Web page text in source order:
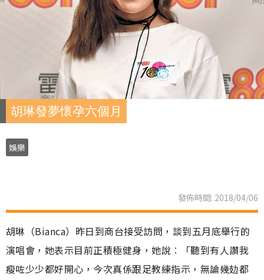
胡琳發夢懷孕六個月
娛樂
發佈時間: 2018/04/06
胡琳（Bianca）昨日到商台接受訪問，談到五月底舉行的
演唱會，她表示目前正積極健身，她說︰「聽到有人讚我
瘦咗少少都好開心，今次真係跟足教練指示，無論幾攰都